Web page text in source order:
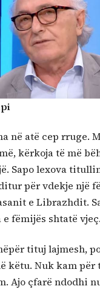
në atë cep rruge.
kërkoja të më
Sapo lexova
për vdekje një
e Librazhdit.
fëmijës shtatë vjeç.
tituj lajmesh,
këtu. Nuk kam për
Ajo çfarë ndodhi